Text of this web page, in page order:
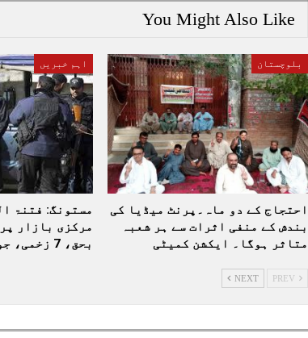
You Might Also Like
بلوچستان
احتجاج کے دو ماہ۔پرنٹ میڈیا کی
بندش کے منفی اثرات سے ہر شعبہ
متاثر ہوگا۔ ایکشن کمیٹی
اہم خبریں
مستونگ: فتنۃ
مرکزی بازار
بحق، 7 زخمی، جوابی کارروائی…
NEXT